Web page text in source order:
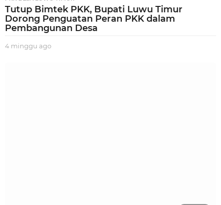
Tutup Bimtek PKK, Bupati Luwu Timur
Dorong Penguatan Peran PKK dalam
Pembangunan Desa
4 minggu ago